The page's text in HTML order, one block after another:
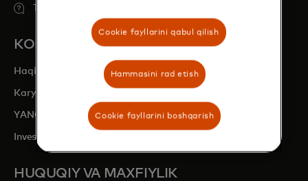
KOMPANIYA
Haqida
Karyeralar
YANGILIKLAR BOʻLIMI
Investorlar bilan aloqalar
HUQUQIY VA MAXFIYLIK
Cookie fayllarini qabul qilish
Hammasini rad etish
Cookie fayllarini boshqarish